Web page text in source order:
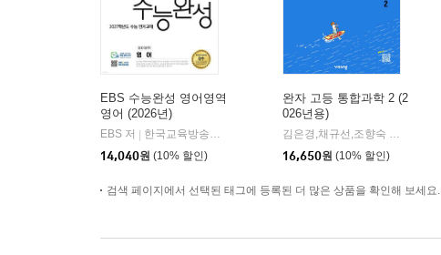
EBS 수능완성 영어영역
영어 (2026년)
EBS 저
한국교육방송공사
14,040원 (10% 할인)
완자 고등 통합과학 2 (2
026년용)
김은경,채규선,조향숙 등저
16,650원 (10% 할인)
검색 페이지에서 선택된 태그에 등록된 더 많은 상품을 확인해 보세요.